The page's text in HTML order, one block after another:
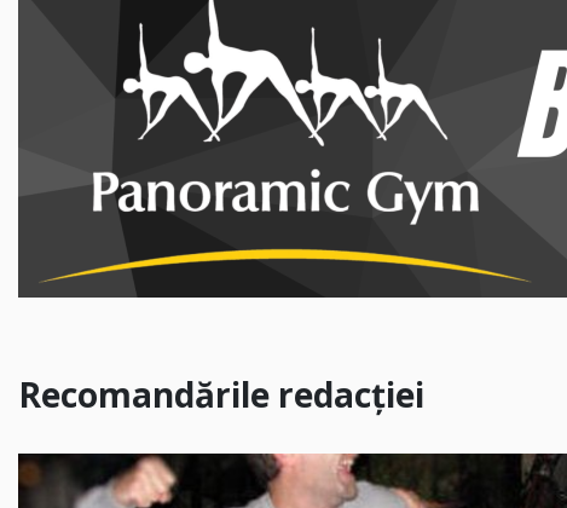
Recomandările redacției